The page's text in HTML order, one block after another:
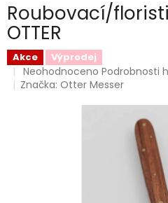
Roubovací/
OTTER
Akce Výprodej
Průměrné
hodnocení
Neohodnoceno Podrobnosti
Značka:Otter Messer